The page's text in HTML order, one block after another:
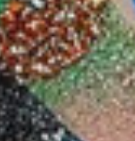
ملمع شفاه جولدن روز
نيود لوك بلمسة طبيعية
لامعة 4.5 مل - 03
كورال نيود
4.000 دب
أضف
اشتر الآن
قلم
جرام -
1.800 دب